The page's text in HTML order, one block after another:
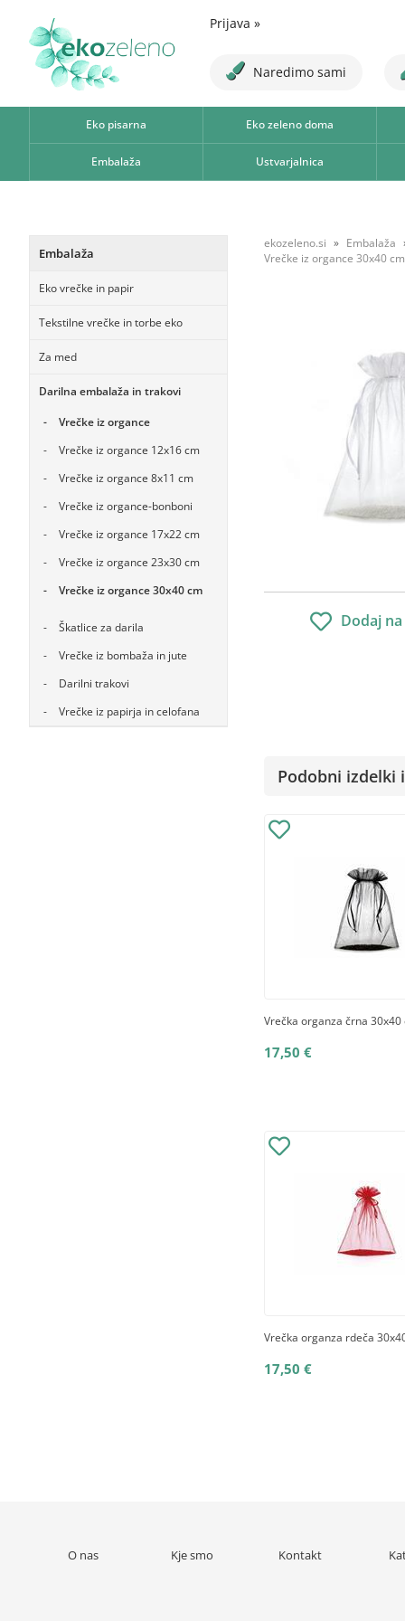
Prijava »
Naredimo sami
Eko pisarna Eko zeleno doma
Embalaža Ustvarjalnica
Embalaža
Eko vrečke in papir
Tekstilne vrečke in torbe eko
Za med
Darilna embalaža in trakovi
Vrečke iz organce
Vrečke iz organce 12x16 cm
Vrečke iz organce 8x11 cm
Vrečke iz organce-bonboni
Vrečke iz organce 17x22 cm
Vrečke iz organce 23x30 cm
Vrečke iz organce 30x40 cm
Škatlice za darila
Vrečke iz bombaža in jute
Darilni trakovi
Vrečke iz papirja in celofana
ekozeleno.si
Embalaža
Vrečke iz organce 30x40 cm
Dodaj
Podobni izdelki
Vrečka organza črna 30x40
17,50 €
Vrečka organza rdeča
17,50 €
O nas Kje smo Kontakt